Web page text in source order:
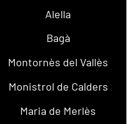
Alella
Bagà
Montornès del Vallès
Monistrol de Calders
Maria de Merlès